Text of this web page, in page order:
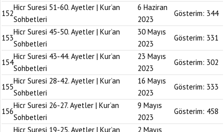
152
Hicr Suresi 51-60. Ayetler | Kur’an
Sohbetleri
6 Haziran
2023
Gösterim: 344
153
Hicr Suresi 45-50. Ayetler | Kur’an
Sohbetleri
30 Mayıs
2023
Gösterim: 331
154
Hicr Suresi 43-44. Ayetler | Kur’an
Sohbetleri
23 Mayıs
2023
Gösterim: 302
155
Hicr Suresi 28-42. Ayetler | Kur’an
Sohbetleri
16 Mayıs
2023
Gösterim: 333
156
Hicr Suresi 26-27. Ayetler | Kur’an
Sohbetleri
9 Mayıs
2023
Gösterim: 458
Hicr Suresi 19-25. Ayetler | Kur’an
2 Mayıs